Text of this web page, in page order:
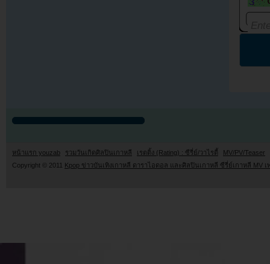
หน้าแรก youzab รวมวันเกิดศิลปินเกาหลี เรตติ้ง (Rating) : ซีรี่ย์/วาไรตี้
MV/PV/Teaser
Copyright © 2011 Kpop ข่าวบันเทิงเกาหลี ดาราไอดอล และศิลปินเกาหลี ซีรี่ย์เกาหลี MV